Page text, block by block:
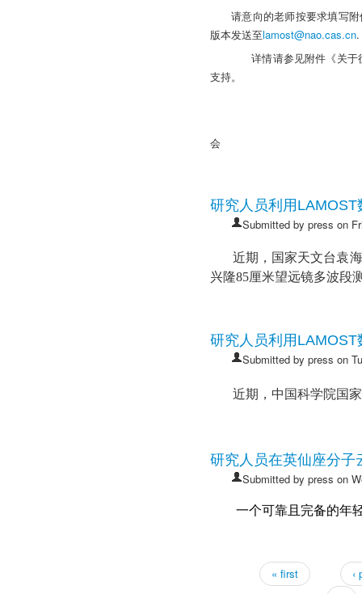
请意向的老师按要求填写
版本发送至lamost@nao.cas.cn.
详情请参见附件《关于
支持。
会
研究人员利用
Submitted by press on
近期， 国家天文台袁
兴隆85厘米望远镜多波段
研究人员利用
Submitted by press on
近期，中国科学院国
研究人员在英仙座分子
Submitted by press on
一个可靠且完备的年
Pages « first
‹